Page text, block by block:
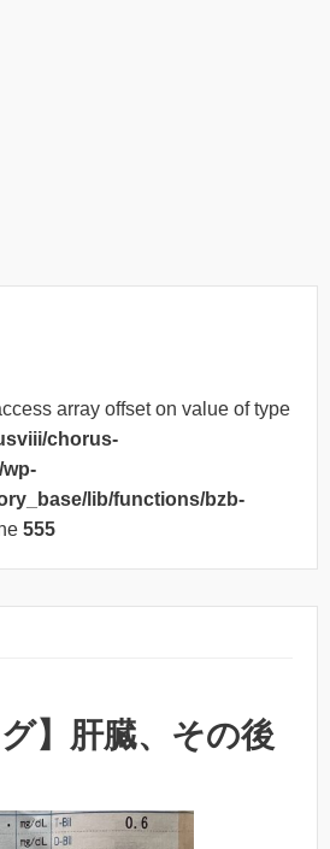
array offset on value of type
chorus-
lib/functions/bzb-
555
グ】肝臓、その後